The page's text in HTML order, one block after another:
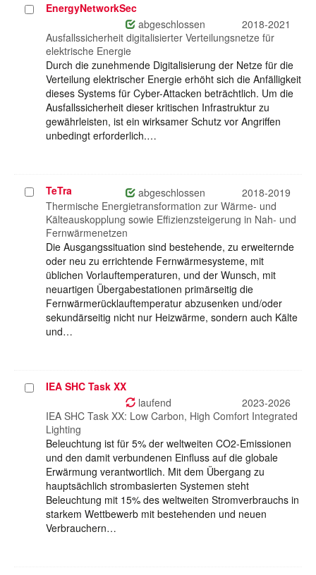
ProjektEnergyNetworkSec
abgeschlossen
2018-2021
Ausfallssicherheit digitalisierter Verteilungsnetze für
elektrische Energie
Durch die zunehmende Digitalisierung der Netze für die
Verteilung elektrischer Energie erhöht sich die Anfälligkeit
dieses Systems für Cyber-Attacken beträchtlich. Um die
Ausfallssicherheit dieser kritischen Infrastruktur zu
gewährleisten, ist ein wirksamer Schutz vor Angriffen
unbedingt erforderlich.…
Projekt
auswählen
TeTra abgeschlossen
2018-2019
Thermische Energietransformation zur Wärme- und
Kälteauskopplung sowie Effizienzsteigerung in Nah- und
Fernwärmenetzen
Die Ausgangssituation sind bestehende, zu erweiternde
oder neu zu errichtende Fernwärmesysteme, mit
üblichen Vorlauftemperaturen, und der Wunsch, mit
neuartigen Übergabestationen primärseitig die
Fernwärmerücklauftemperatur abzusenken und/oder
sekundärseitig nicht nur Heizwärme, sondern auch Kälte
und…
ProjektIEA SHC Task XX
laufend
2023-2026
IEA SHC Task XX: Low Carbon, High Comfort Integrated
Lighting
Beleuchtung ist für 5% der weltweiten CO2-Emissionen
und den damit verbundenen Einfluss auf die globale
Erwärmung verantwortlich. Mit dem Übergang zu
hauptsächlich strombasierten Systemen steht
Beleuchtung mit 15% des weltweiten Stromverbrauchs in
starkem Wettbewerb mit bestehenden und neuen
Verbrauchern…